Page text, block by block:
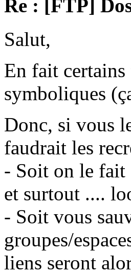
Re : [FTP]
Salut,
En fait
symboliques
Donc, si vous
faudrait les
- Soit on le fait
et surtout ....
- Soit vous
groupes/
liens seront